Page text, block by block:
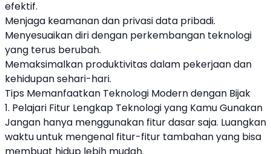
efektif.
Menjaga keamanan dan privasi data pribadi.
Menyesuaikan diri dengan perkembangan teknologi
yang terus berubah.
Memaksimalkan produktivitas dalam pekerjaan dan
kehidupan sehari-hari.
Tips Memanfaatkan Teknologi Modern dengan Bijak
1. Pelajari Fitur Lengkap Teknologi yang Kamu Gunakan
Jangan hanya menggunakan fitur dasar saja. Luangkan
waktu untuk mengenal fitur-fitur tambahan yang bisa